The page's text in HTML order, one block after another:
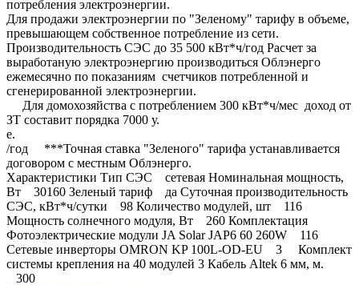
потребления электроэнергии.
Для продажи электроэнергии по "Зеленому" тарифу в объеме,
превышающем собственное потребление из сети.
Производительность СЭС до 35 500 кВт*ч/год Расчет за
выработаную электроэнергию производиться Облэнерго
ежемесячно по показаниям счетчиков потребленной и
сгенерированной электроэнергии.
Для домохозяйства с потреблением 300 кВт*ч/мес доход от
ЗТ составит порядка 7000 у.
е.
/год ***Точная ставка "Зеленого" тарифа устанавливается
договором с местным Облэнерго.
Характеристики Тип СЭС сетевая Номинальная мощность,
Вт 30160 Зеленый тариф да Суточная производительность
СЭС, кВт*ч/сутки 98 Количество модулей, шт 116
Мощность солнечного модуля, Вт 260 Комплектация
Фотоэлектрические модули JA Solar JAP6 60 260W 116
Сетевые инверторы OMRON KP 100L-OD-EU 3 Комплект
системы крепления на 40 модулей 3 Кабель Altek 6 мм, м.
300